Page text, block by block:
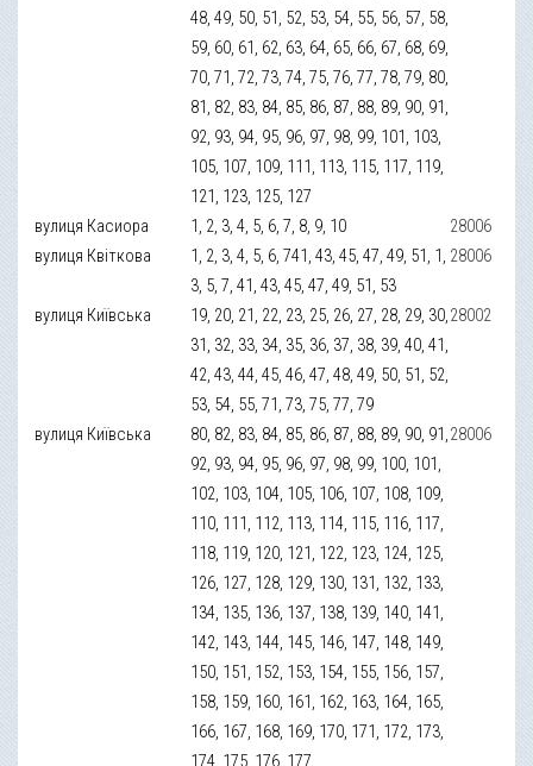
48, 49, 50, 51, 52, 53, 54, 55, 56, 57, 58,
59, 60, 61, 62, 63, 64, 65, 66, 67, 68, 69,
70, 71, 72, 73, 74, 75, 76, 77, 78, 79, 80,
81, 82, 83, 84, 85, 86, 87, 88, 89, 90, 91,
92, 93, 94, 95, 96, 97, 98, 99, 101, 103,
105, 107, 109, 111, 113, 115, 117, 119,
121, 123, 125, 127
вулиця Касиора 1, 2, 3, 4, 5, 6, 7, 8, 9, 10
28006
вулиця Квіткова
1, 2, 3, 4, 5, 6, 741, 43, 45, 47, 49, 51, 1,
3, 5, 7, 41, 43, 45, 47, 49, 51, 53
28006
вулиця Київська
19, 20, 21, 22, 23, 25, 26, 27, 28, 29, 30,
31, 32, 33, 34, 35, 36, 37, 38, 39, 40, 41,
42, 43, 44, 45, 46, 47, 48, 49, 50, 51, 52,
53, 54, 55, 71, 73, 75, 77, 79
28002
вулиця Київська
80, 82, 83, 84, 85, 86, 87, 88, 89, 90, 91,
92, 93, 94, 95, 96, 97, 98, 99, 100, 101,
102, 103, 104, 105, 106, 107, 108, 109,
110, 111, 112, 113, 114, 115, 116, 117,
118, 119, 120, 121, 122, 123, 124, 125,
126, 127, 128, 129, 130, 131, 132, 133,
134, 135, 136, 137, 138, 139, 140, 141,
142, 143, 144, 145, 146, 147, 148, 149,
150, 151, 152, 153, 154, 155, 156, 157,
158, 159, 160, 161, 162, 163, 164, 165,
166, 167, 168, 169, 170, 171, 172, 173,
174, 175, 176, 177
28006